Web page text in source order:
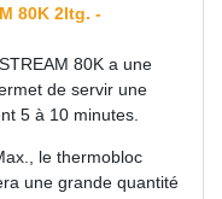
80K 2ltg. -
80K a une
de servir une
5 à 10 minutes.
le thermobloc
une grande quantité